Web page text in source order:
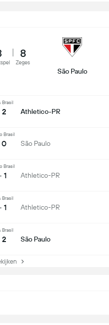
8
Zeges
São Paulo
Brasil
2 Athletico-PR
Brasil
0 São Paulo
Brasil
1 Athletico-PR
Brasil
1 Athletico-PR
Brasil
2 São Paulo